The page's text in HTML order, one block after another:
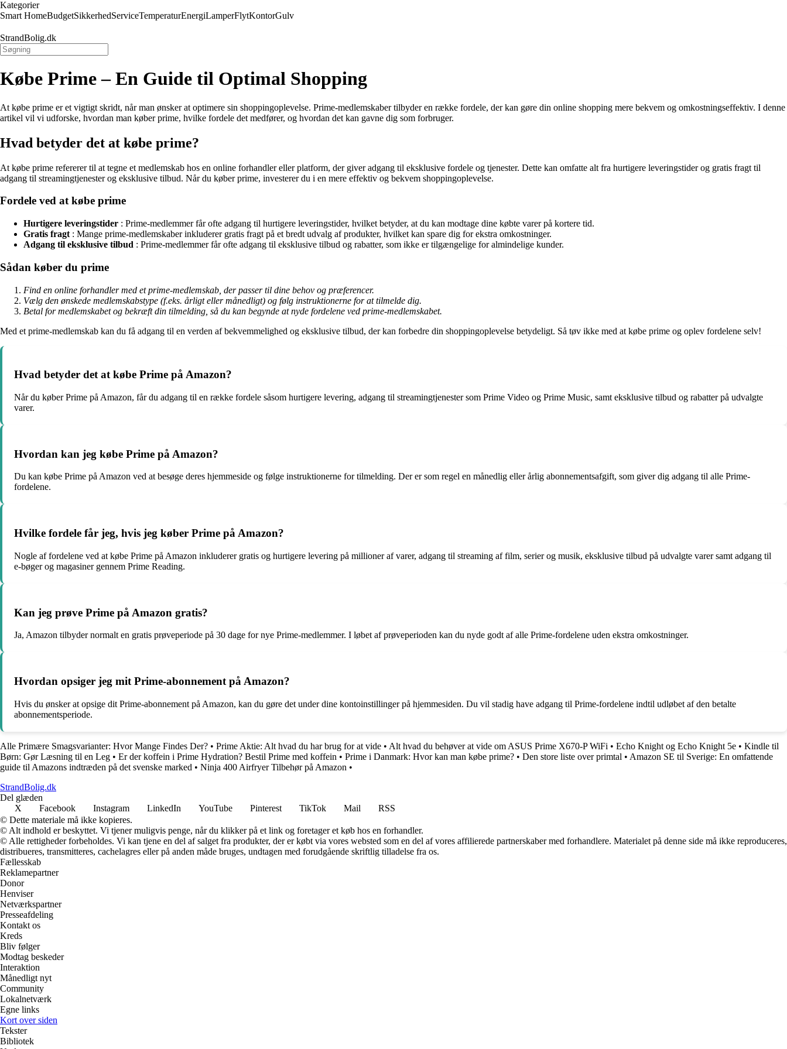
Kategorier
Smart HomeBudgetSikkerhedServiceTemperaturEnergiLamperFlytKontorGulv
StrandBolig.dk
Købe Prime – En Guide til Optimal Shopping
At købe prime er et vigtigt skridt, når man ønsker at optimere sin shoppingoplevelse. Prime-medlemskaber tilbyder en række fordele, der kan gøre din online shopping mere bekvem og omkostningseffektiv. I denne
artikel vil vi udforske, hvordan man køber prime, hvilke fordele det medfører, og hvordan det kan gavne dig som forbruger.
Hvad betyder det at købe prime?
At købe prime refererer til at tegne et medlemskab hos en online forhandler eller platform, der giver adgang til eksklusive fordele og tjenester. Dette kan omfatte alt fra hurtigere leveringstider og gratis fragt til
adgang til streamingtjenester og eksklusive tilbud. Når du køber prime, investerer du i en mere effektiv og bekvem shoppingoplevelse.
Fordele ved at købe prime
Hurtigere leveringstider : Prime-medlemmer får ofte adgang til hurtigere leveringstider, hvilket betyder, at du kan modtage dine købte varer på kortere tid.
Gratis fragt : Mange prime-medlemskaber inkluderer gratis fragt på et bredt udvalg af produkter, hvilket kan spare dig for ekstra omkostninger.
Adgang til eksklusive tilbud : Prime-medlemmer får ofte adgang til eksklusive tilbud og rabatter, som ikke er tilgængelige for almindelige kunder.
Sådan køber du prime
Find en online forhandler med et prime-medlemskab, der passer til dine behov og præferencer.
Vælg den ønskede medlemskabstype (f.eks. årligt eller månedligt) og følg instruktionerne for at tilmelde dig.
Betal for medlemskabet og bekræft din tilmelding, så du kan begynde at nyde fordelene ved prime-medlemskabet.
Med et prime-medlemskab kan du få adgang til en verden af bekvemmelighed og eksklusive tilbud, der kan forbedre din shoppingoplevelse betydeligt. Så tøv ikke med at købe prime og oplev fordelene selv!
Hvad betyder det at købe Prime på Amazon?
Når du køber Prime på Amazon, får du adgang til en række fordele såsom hurtigere levering, adgang til streamingtjenester som Prime Video og Prime Music, samt eksklusive tilbud og rabatter på udvalgte
varer.
Hvordan kan jeg købe Prime på Amazon?
Du kan købe Prime på Amazon ved at besøge deres hjemmeside og følge instruktionerne for tilmelding. Der er som regel en månedlig eller årlig abonnementsafgift, som giver dig adgang til alle Prime-
fordelene.
Hvilke fordele får jeg, hvis jeg køber Prime på Amazon?
Nogle af fordelene ved at købe Prime på Amazon inkluderer gratis og hurtigere levering på millioner af varer, adgang til streaming af film, serier og musik, eksklusive tilbud på udvalgte varer samt adgang til
e-bøger og magasiner gennem Prime Reading.
Kan jeg prøve Prime på Amazon gratis?
Ja, Amazon tilbyder normalt en gratis prøveperiode på 30 dage for nye Prime-medlemmer. I løbet af prøveperioden kan du nyde godt af alle Prime-fordelene uden ekstra omkostninger.
Hvordan opsiger jeg mit Prime-abonnement på Amazon?
Hvis du ønsker at opsige dit Prime-abonnement på Amazon, kan du gøre det under dine kontoinstillinger på hjemmesiden. Du vil stadig have adgang til Prime-fordelene indtil udløbet af den betalte
abonnementsperiode.
Alle Primære Smagsvarianter: Hvor Mange Findes Der? • Prime Aktie: Alt hvad du har brug for at vide • Alt hvad du behøver at vide om ASUS Prime X670-P WiFi • Echo Knight og Echo Knight 5e • Kindle til
Børn: Gør Læsning til en Leg • Er der koffein i Prime Hydration? Bestil Prime med koffein • Prime i Danmark: Hvor kan man købe prime? • Den store liste over primtal • Amazon SE til Sverige: En omfattende
guide til Amazons indtræden på det svenske marked • Ninja 400 Airfryer Tilbehør på Amazon •
StrandBolig.dk
Del glæden
X
Facebook Instagram LinkedIn YouTube Pinterest TikTok Mail
RSS
© Dette materiale må ikke kopieres.
© Alt indhold er beskyttet. Vi tjener muligvis penge, når du klikker på et link og foretager et køb hos en forhandler.
© Alle rettigheder forbeholdes. Vi kan tjene en del af salget fra produkter, der er købt via vores websted som en del af vores affilierede partnerskaber med forhandlere. Materialet på denne side må ikke reproduceres,
distribueres, transmitteres, cachelagres eller på anden måde bruges, undtagen med forudgående skriftlig tilladelse fra os.
Fællesskab
Reklamepartner
Donor
Henviser
Netværkspartner
Presseafdeling
Kontakt os
Kreds
Bliv følger
Modtag beskeder
Interaktion
Månedligt nyt
Community
Lokalnetværk
Egne links
Kort over siden
Tekster
Bibliotek